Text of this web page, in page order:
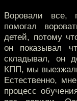
Воровали все,
помогал
детей, потому
он показывал
складывал, он
КПП, мы
Естественно,
процесс